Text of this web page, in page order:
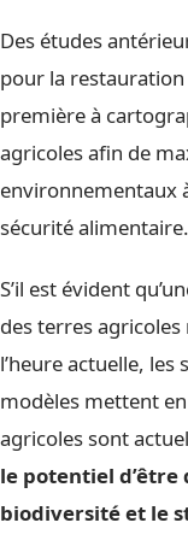
Des études
pour la
première à
agricoles afin de
environnementaux
sécurité alimentaire.
S’il est évident
des terres agricoles
l’heure actuelle,
modèles mettent
agricoles sont
le potentiel d’être
biodiversité et le